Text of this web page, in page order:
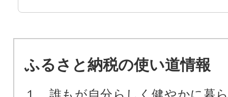
ふるさと納税の使い道情報
１ 誰もが自分らしく健やかに暮